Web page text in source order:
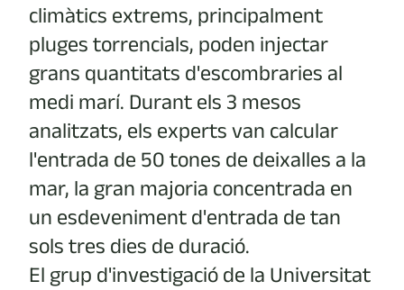
climàtics extrems, principalment
pluges torrencials, poden injectar
grans quantitats d'escombraries al
medi marí. Durant els 3 mesos
analitzats, els experts van calcular
l'entrada de 50 tones de deixalles a la
mar, la gran majoria concentrada en
un esdeveniment d'entrada de tan
sols tres dies de duració.
El grup d'investigació de la Universitat